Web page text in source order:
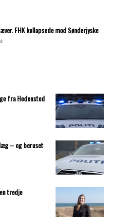
FHK kollapsede mod Sønderjyske
fra Hedensted
– og beruset
tredje